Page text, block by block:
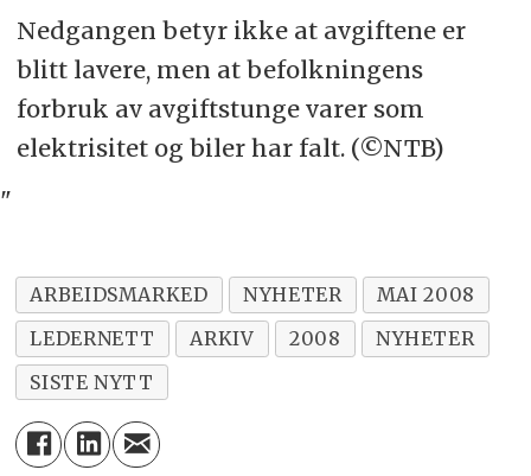
Nedgangen betyr ikke at avgiftene er
blitt lavere, men at befolkningens
forbruk av avgiftstunge varer som
elektrisitet og biler har falt. (©NTB)
"
ARBEIDSMARKED NYHETER
MAI 2008
LEDERNETT
ARKIV 2008
NYHETER
SISTE NYTT